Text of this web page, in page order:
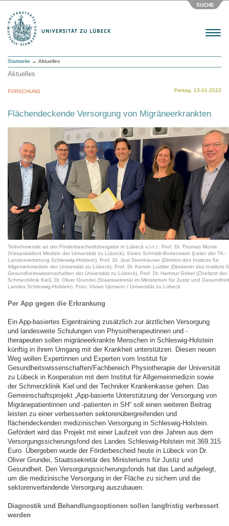
SUCHE
Menu
Startseite → Aktuelles
Aktuelles
Freitag, 13.01.2023
FORSCHUNG
Flächendeckende Versorgung von Migräneerkrankten
Teilnehmende an der Förderbescheidübergabe in Lübeck v.l.n.r.: Prof. Dr. Thomas Münte
(Vizepräsident Medizin der Universität zu Lübeck), Sören Schmidt-Bodenstein (Leiter der TK-
Landesvertretung Schleswig-Holstein), Prof. Dr. Jost Steinhäuser (Direktor des Instituts für
Allgemeinmedizin der Universität zu Lübeck), Prof. Dr. Kerstin Lüdtke (Direktorin des Instituts
Gesundheitswissenschaften der Universität zu Lübeck), Prof. Dr. Hartmut Göbel (Chefarzt der
Schmerzklinik Kiel), Dr. Oliver Grundei (Staatssekretär im Ministerium für Justiz und
Landes Schleswig-Holstein). Foto: Vivian Upmann / Universität zu Lübeck
Per App gegen die Erkrankung
Ein App-basiertes Eigentraining zusätzlich zur ärztlichen Versorgung
und landesweite Schulungen von Physiotherapeutinnen und -
therapeuten sollen migräneerkrankte Menschen in Schleswig-Holstein
künftig in ihrem Umgang mit der Krankheit unterstützen. Diesen neuen
Weg wollen Expertinnen und Experten vom Institut für
Gesundheitswissenschaften/Fachbereich Physiotherapie der Universität
zu Lübeck in Kooperation mit dem Institut für Allgemeinmedizin sowie
der Schmerzklinik Kiel und der Techniker Krankenkasse gehen. Das
Gemeinschaftsprojekt „App-basierte Unterstützung der Versorgung von
Migränepatientinnen und -patienten in SH“ soll einen weiteren Beitrag
leisten zu einer verbesserten sektorenübergreifenden und
flächendeckenden medizinischen Versorgung in Schleswig-Holstein.
Gefördert wird das Projekt mit einer Laufzeit von drei Jahren aus dem
Versorgungssicherungsfond des Landes Schleswig-Holstein mit 369.315
Euro. Übergeben wurde der Förderbescheid heute in Lübeck von Dr.
Oliver Grundei, Staatssekretär des Ministeriums für Justiz und
Gesundheit. Den Versorgungssicherungsfonds hat das Land aufgelegt,
um die medizinische Versorgung in der Fläche zu sichern und die
sektorenverbindende Versorgung auszubauen.
Diagnostik und Behandlungsoptionen sollen langfristig verbessert
werden